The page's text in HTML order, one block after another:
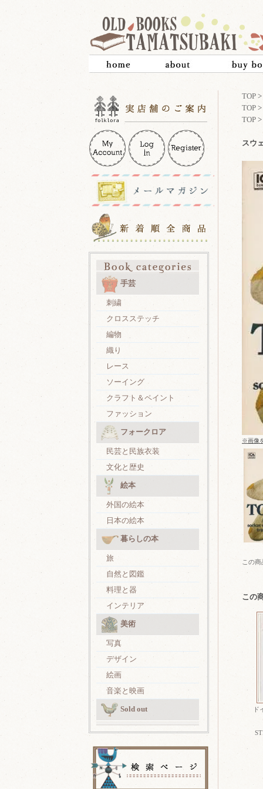
手芸
刺繍
クロスステッチ
編物
織り
レース
ソーイング
クラフト＆ペイント
ファッション
フォークロア
民芸と民族衣装
文化と歴史
絵本
外国の絵本
日本の絵本
暮らしの本
旅
自然と図鑑
料理と器
インテリア
美術
写真
デザイン
絵画
音楽と映画
Sold out
TOP >
TOP >
TOP >
スウ
※画像
この
この
ド